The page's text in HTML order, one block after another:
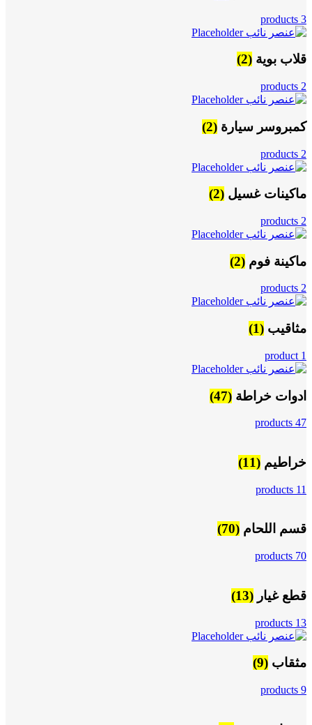
3 products
قلاب بوية (2)
2 products
كمبروسر سيارة (2)
2 products
ماكينات غسيل (2)
2 products
ماكينة فوم (2)
2 products
مثاقيب (1)
1 product
ادوات خراطة (47)
47 products
خراطيم (11)
11 products
قسم اللحام (70)
70 products
قطع غيار (13)
13 products
مثقاب (9)
9 products